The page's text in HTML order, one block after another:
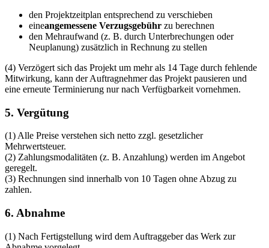
den Projektzeitplan entsprechend zu verschieben
eineangemessene Verzugsgebühr zu berechnen
den Mehraufwand (z. B. durch Unterbrechungen oder
Neuplanung) zusätzlich in Rechnung zu stellen
(4) Verzögert sich das Projekt um mehr als 14 Tage durch fehlende
Mitwirkung, kann der Auftragnehmer das Projekt pausieren und
eine erneute Terminierung nur nach Verfügbarkeit vornehmen.
5. Vergütung
(1) Alle Preise verstehen sich netto zzgl. gesetzlicher
Mehrwertsteuer.
(2) Zahlungsmodalitäten (z. B. Anzahlung) werden im Angebot
geregelt.
(3) Rechnungen sind innerhalb von 10 Tagen ohne Abzug zu
zahlen.
6. Abnahme
(1) Nach Fertigstellung wird dem Auftraggeber das Werk zur